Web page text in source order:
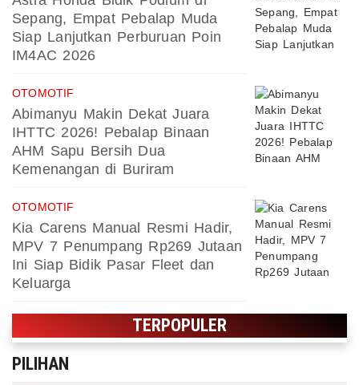
Sepang, Empat Pebalap Muda
Siap Lanjutkan Perburuan Poin
IM4AC 2026
OTOMOTIF
Abimanyu Makin Dekat Juara
IHTTC 2026! Pebalap Binaan
AHM Sapu Bersih Dua
Kemenangan di Buriram
OTOMOTIF
Kia Carens Manual Resmi Hadir,
MPV 7 Penumpang Rp269 Jutaan
Ini Siap Bidik Pasar Fleet dan
Keluarga
TERPOPULER
PILIHAN